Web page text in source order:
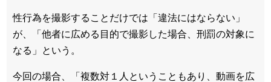
性行為を撮影することだけでは「違法にはならない」
が、「他者に広める目的で撮影した場合、刑罰の対象に
なる」という。
今回の場合、「複数対１人ということもあり、動画を広